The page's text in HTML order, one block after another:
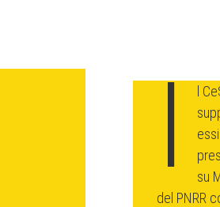
I
l
su
del PNRR